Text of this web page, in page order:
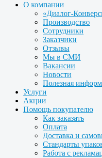
О компании
«Диалог-
Производство
Сотрудники
Заказчики
Отзывы
Мы в СМИ
Вакансии
Новости
Полезная
Услуги
Акции
Помощь покупателю
Как заказать
Оплата
Доставка и
Стандарты
Работа с